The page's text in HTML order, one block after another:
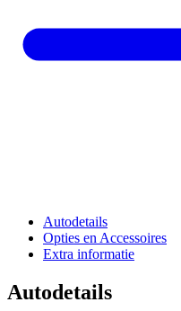
Autodetails
Opties en Accessoires
Extra informatie
Autodetails